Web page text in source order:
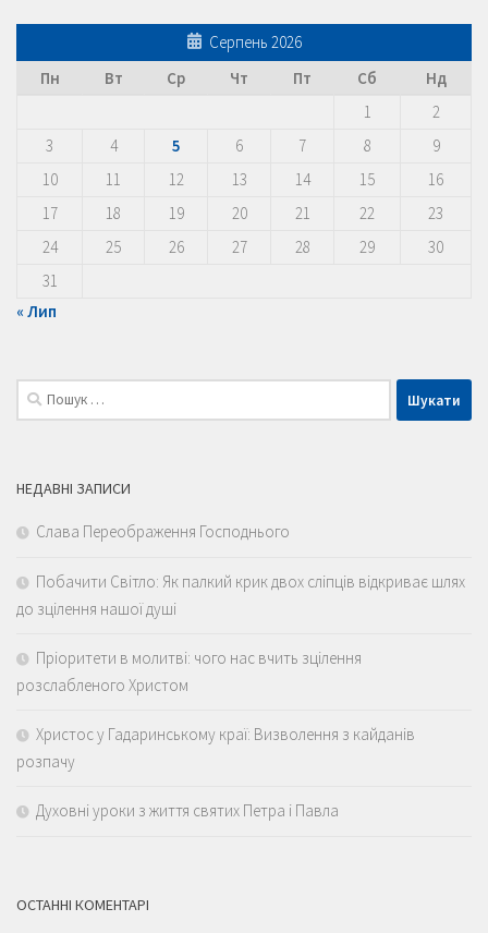
Серпень 2026
Пн
Вт Ср Чт Пт Сб
Нд
1
2
3
4 5 6 7 8
9
10
11 12 13 14 15
16
17
18 19 20 21 22
23
24
25 26 27 28 29
30
31
« Лип
Пошук:
НЕДАВНІ ЗАПИСИ
Слава Переображення Господнього
Побачити Світло: Як палкий крик двох сліпців відкриває шлях
до зцілення нашої душі
Пріоритети в молитві: чого нас вчить зцілення
розслабленого Христом
Христос у Гадаринському краї: Визволення з кайданів
розпачу
Духовні уроки з життя святих Петра і Павла
ОСТАННІ КОМЕНТАРІ